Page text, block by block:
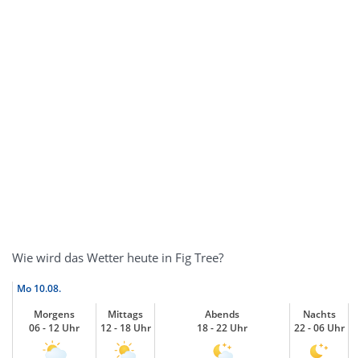
Wie wird das Wetter heute in Fig Tree?
Mo 10.08.
Morgens
06 - 12 Uhr
Mittags
12 - 18 Uhr
Abends
18 - 22 Uhr
Nachts
22 - 06 Uhr